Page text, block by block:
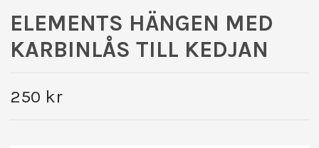
ELEMENTS HÄNGEN MED
KARBINLÅS TILL KEDJAN
250 kr